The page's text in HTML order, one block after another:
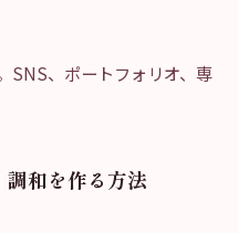
SNS、ポートフォリオ、専
和を作る方法